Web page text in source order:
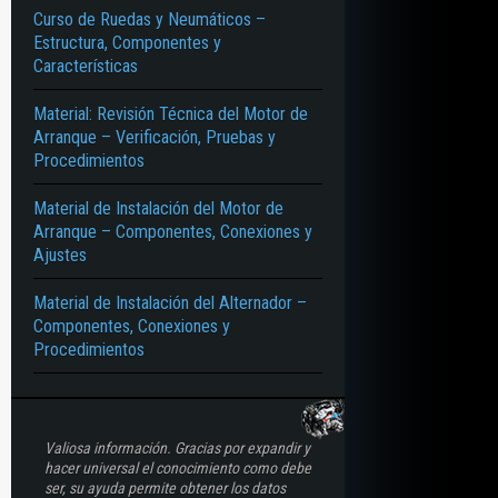
Curso de Ruedas y Neumáticos –
Estructura, Componentes y
Características
Material: Revisión Técnica del Motor de
Arranque – Verificación, Pruebas y
Procedimientos
Material de Instalación del Motor de
Arranque – Componentes, Conexiones y
Ajustes
Material de Instalación del Alternador –
Componentes, Conexiones y
Procedimientos
Valiosa información. Gracias por expandir y
hacer universal el conocimiento como debe
ser, su ayuda permite obtener los datos